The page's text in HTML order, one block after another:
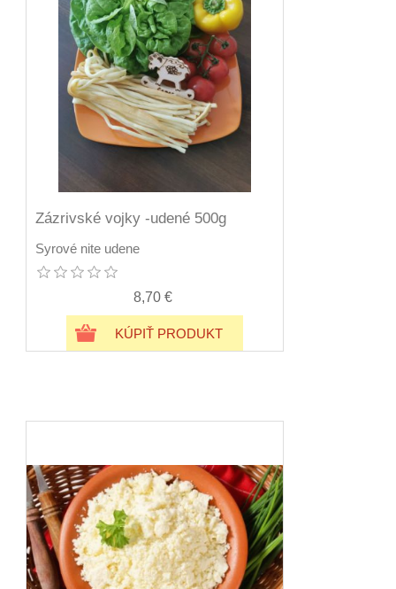
Zázrivské vojky -udené 500g
Syrové nite udene
8,70 €
KÚPIŤ PRODUKT